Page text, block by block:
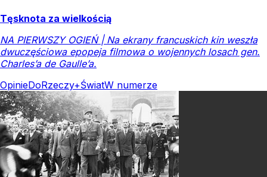
Tęsknota za wielkością
NA PIERWSZY OGIEŃ | Na ekrany francuskich kin weszła
dwuczęściowa epopeja filmowa o wojennych losach gen.
Charles’a de Gaulle’a.
OpinieDoRzeczy+ŚwiatW numerze